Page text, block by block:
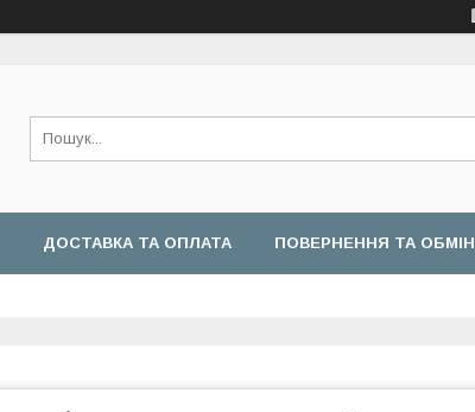
ДОСТАВКА ТА ОПЛАТА ПОВЕРНЕННЯ ТА ОБМІН